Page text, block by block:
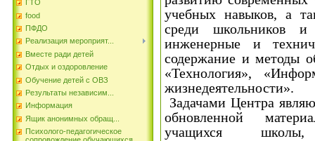
ГТО
food
ПФДО
Реализация мероприят...
Вместе ради детей
Отдых и оздоровление
Обучение детей с ОВЗ
Результаты независим...
Информация
Ящик анонимных обращ...
Психолого-педагогическое
учебных навыков, а
среди школьников и
инженерные и
содержание и методы
«Технология»,
жизнедеятельности».
Задачами Центра
обновленной
учащихся